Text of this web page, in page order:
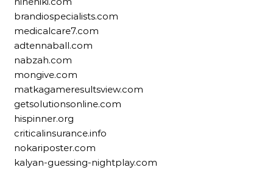
brandiospecialists.com
medicalcare7.com
adtennaball.com
nabzah.com
mongive.com
matkagameresultsview.com
getsolutionsonline.com
hispinner.org
criticalinsurance.info
nokariposter.com
kalyan-guessing-nightplay.com